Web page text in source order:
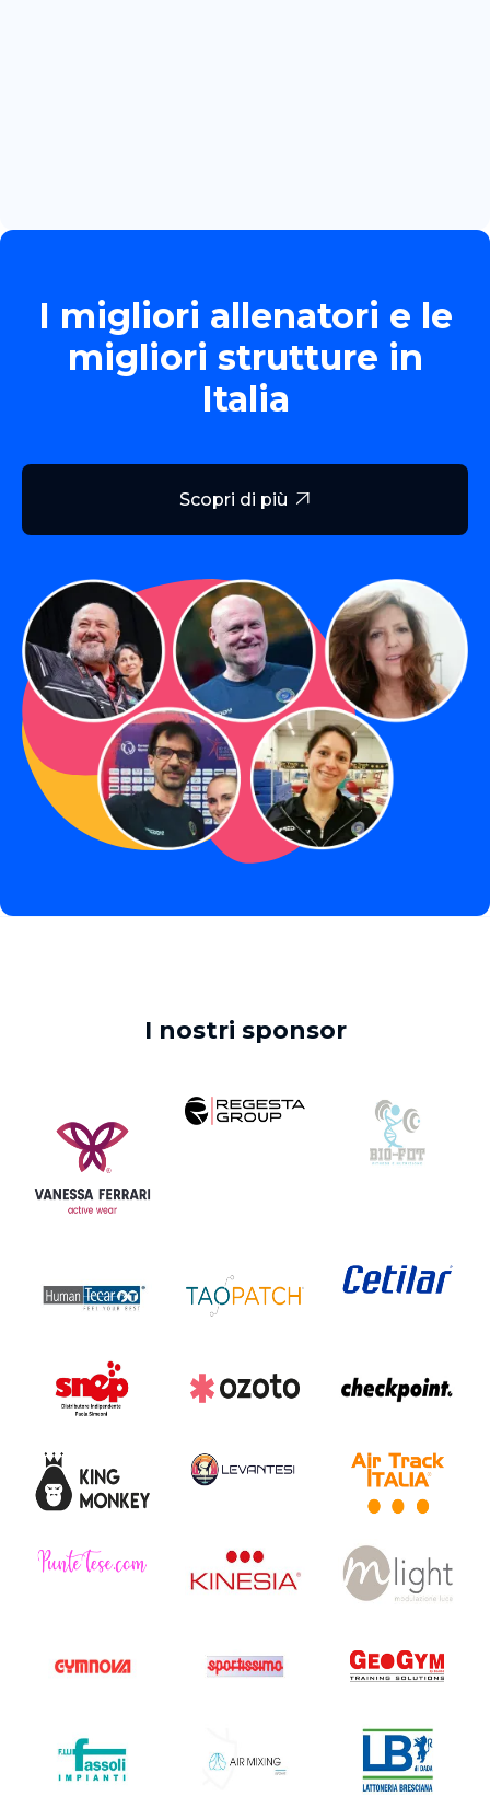
I migliori allenatori e le
migliori strutture in
Italia
Scopri di più 
I nostri sponsor